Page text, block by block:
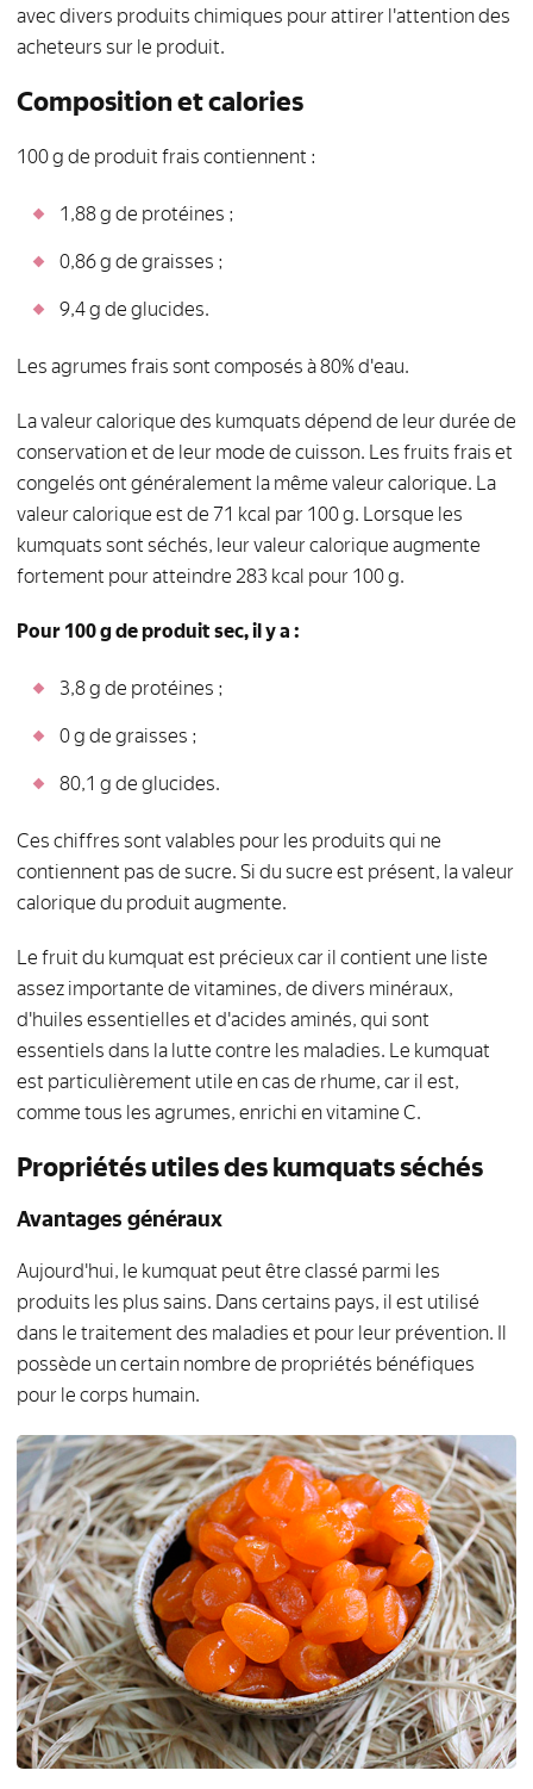
avec divers produits chimiques pour attirer l'attention des
acheteurs sur le produit.
Composition et calories
100 g de produit frais contiennent :
1,88 g de protéines ;
0,86 g de graisses ;
9,4 g de glucides.
Les agrumes frais sont composés à 80% d'eau.
La valeur calorique des kumquats dépend de leur durée de
conservation et de leur mode de cuisson. Les fruits frais et
congelés ont généralement la même valeur calorique. La
valeur calorique est de 71 kcal par 100 g. Lorsque les
kumquats sont séchés, leur valeur calorique augmente
fortement pour atteindre 283 kcal pour 100 g.
Pour 100 g de produit sec, il y a :
3,8 g de protéines ;
0 g de graisses ;
80,1 g de glucides.
Ces chiffres sont valables pour les produits qui ne
contiennent pas de sucre. Si du sucre est présent, la valeur
calorique du produit augmente.
Le fruit du kumquat est précieux car il contient une liste
assez importante de vitamines, de divers minéraux,
d'huiles essentielles et d'acides aminés, qui sont
essentiels dans la lutte contre les maladies. Le kumquat
est particulièrement utile en cas de rhume, car il est,
comme tous les agrumes, enrichi en vitamine C.
Propriétés utiles des kumquats séchés
Avantages généraux
Aujourd'hui, le kumquat peut être classé parmi les
produits les plus sains. Dans certains pays, il est utilisé
dans le traitement des maladies et pour leur prévention. Il
possède un certain nombre de propriétés bénéfiques
pour le corps humain.